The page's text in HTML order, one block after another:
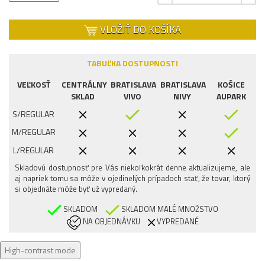
VLOŽIŤ DO KOŠÍKA
TABUĽKA DOSTUPNOSTI
VEĽKOSŤ
CENTRÁLNY
SKLAD
BRATISLAVA
VIVO
BRATISLAVA
NIVY
KOŠICE
AUPARK
S/REGULAR
M/REGULAR
L/REGULAR
Skladovú dostupnosť pre Vás niekoľkokrát denne aktualizujeme, ale
aj napriek tomu sa môže v ojedinelých prípadoch stať, že tovar, ktorý
si objednáte môže byť už vypredaný.
SKLADOM
SKLADOM MALÉ MNOŽSTVO
NA OBJEDNÁVKU
VYPREDANÉ
High-contrast mode